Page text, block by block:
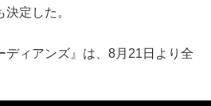
定した。
ィアンズ』は、8月21日より全